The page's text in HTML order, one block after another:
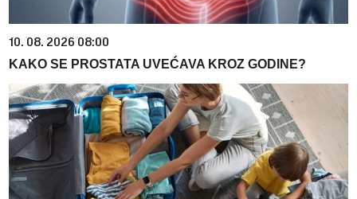
10. 08. 2026 08:00
KAKO SE PROSTATA UVEĆAVA KROZ GODINE?